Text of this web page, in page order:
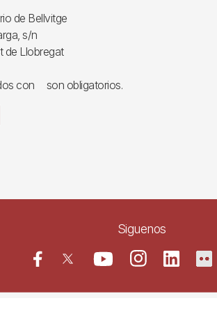
de Bellvitge
s/n
de Llobregat
con son obligatorios.
Siguenos